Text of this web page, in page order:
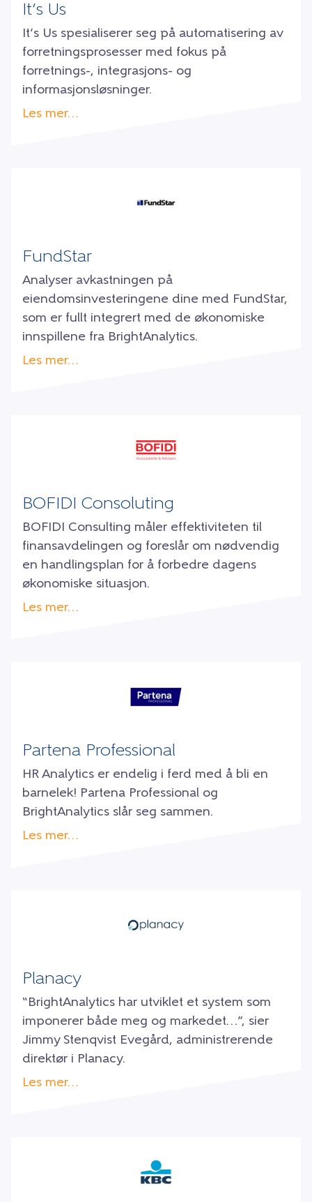
It’s Us
It’s Us spesialiserer seg på automatisering av
forretningsprosesser med fokus på
forretnings-, integrasjons- og
informasjonsløsninger.
Les mer…
FundStar
Analyser avkastningen på
eiendomsinvesteringene dine med FundStar,
som er fullt integrert med de økonomiske
innspillene fra BrightAnalytics.
Les mer…
BOFIDI Consoluting
BOFIDI Consulting måler effektiviteten til
finansavdelingen og foreslår om nødvendig
en handlingsplan for å forbedre dagens
økonomiske situasjon.
Les mer…
Partena Professional
HR Analytics er endelig i ferd med å bli en
barnelek! Partena Professional og
BrightAnalytics slår seg sammen.
Les mer…
Planacy
“BrightAnalytics har utviklet et system som
imponerer både meg og markedet…”, sier
Jimmy Stenqvist Evegård, administrerende
direktør i Planacy.
Les mer…